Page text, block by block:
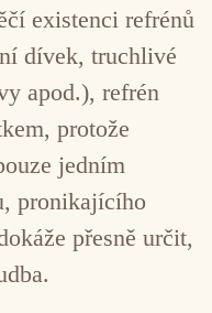
existenci refrénů
dívek, truchlivé
apod.), refrén
protože
jedním
pronikajícího
přesně určit,